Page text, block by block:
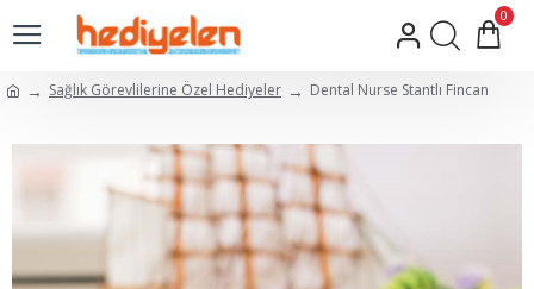
0
Sağlık Görevlilerine Özel Hediyeler Dental Nurse Stantlı Fincan